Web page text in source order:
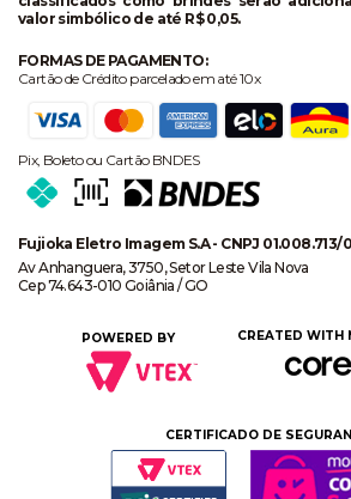
valor simbólico de até R$ 0,05.
FORMAS DE PAGAMENTO:
Cartão de Crédito parcelado em até 10x
Pix, Boleto ou Cartão BNDES
Fujioka Eletro Imagem S.A - CNPJ 01.008.713/
Av Anhanguera, 3750, Setor Leste Vila Nova
Cep 74.643-010 Goiânia / GO
POWERED BY CREATED WITH
CERTIFICADO DE